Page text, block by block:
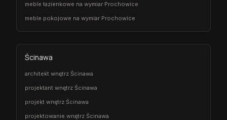
meble łazienkowe na wymiar Prochowice
meble pokojowe na wymiar Prochowice
Ścinawa
architekt wnętrz Ścinawa
projektant wnętrz Ścinawa
projekt wnętrz Ścinawa
projektowanie wnętrz Ścinawa